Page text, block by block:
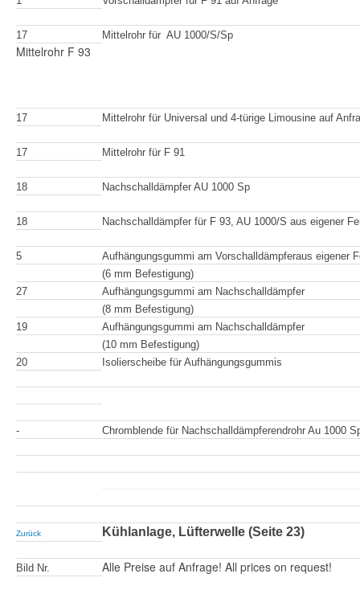
17 Mittelrohr für AU 1000/S/Sp
Mittelrohr F 93
17 Mittelrohr für Universal und 4-türige Limousine auf
17 Mittelrohr für F
18 Nachschalldämpfer AU 1000 Sp
18 Nachschalldämpfer für F 93, AU 1000/S aus eigener F
5
Aufhängungsgummi am Vorschalldämpferaus eigener
(6 mm Befestigung)
27
Aufhängungsgummi am Nachschalldämpfer
(8 mm Befestigung)
19
Aufhängungsgummi am Nachschalldämpfer
(10 mm Befestigung)
20
Isolierscheibe für Aufhängungsgummis
- Chromblende für Nachschalldämpferendrohr Au 1000
Zurück Kühlanlage, Lüfterwelle (Seite 23)
Bild Nr. Alle Preise auf Anfrage! All prices on request!